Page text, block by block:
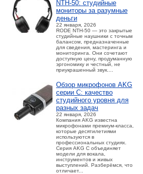
NTH-50: студийные
мониторы за разумные
деньги
22 января, 2026
RODE NTH-50 — это закрытые
студийные наушники с точным
балансом, предназначенные
для сведения, мастеринга и
мониторинга. Они сочетают
доступную цену, продуманную
эргономику и честный, не
приукрашенный звук....
Обзор микрофонов AKG
серии C: качество
студийного уровня для
разных задач
22 января, 2026
Компания AKG известна
микрофонами премиум-класса,
которые десятилетиями
используются в
профессиональных студиях.
Серия AKG C объединяет
модели для вокала,
инструментов и живых
выступлений. Разберёмся, что
отличает...